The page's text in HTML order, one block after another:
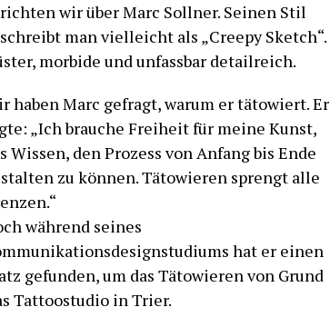
wir über Marc Sollner. Seinen Stil
man vielleicht als „Creepy Sketch“.
morbide und unfassbar detailreich.
haben Marc gefragt, warum er tätowiert. Er
„Ich brauche Freiheit für meine Kunst,
Wissen, den Prozess von Anfang bis Ende
zu können. Tätowieren sprengt alle
während seines
hat er einen
gefunden, um das Tätowieren von Grund
Tattoostudio in Trier.